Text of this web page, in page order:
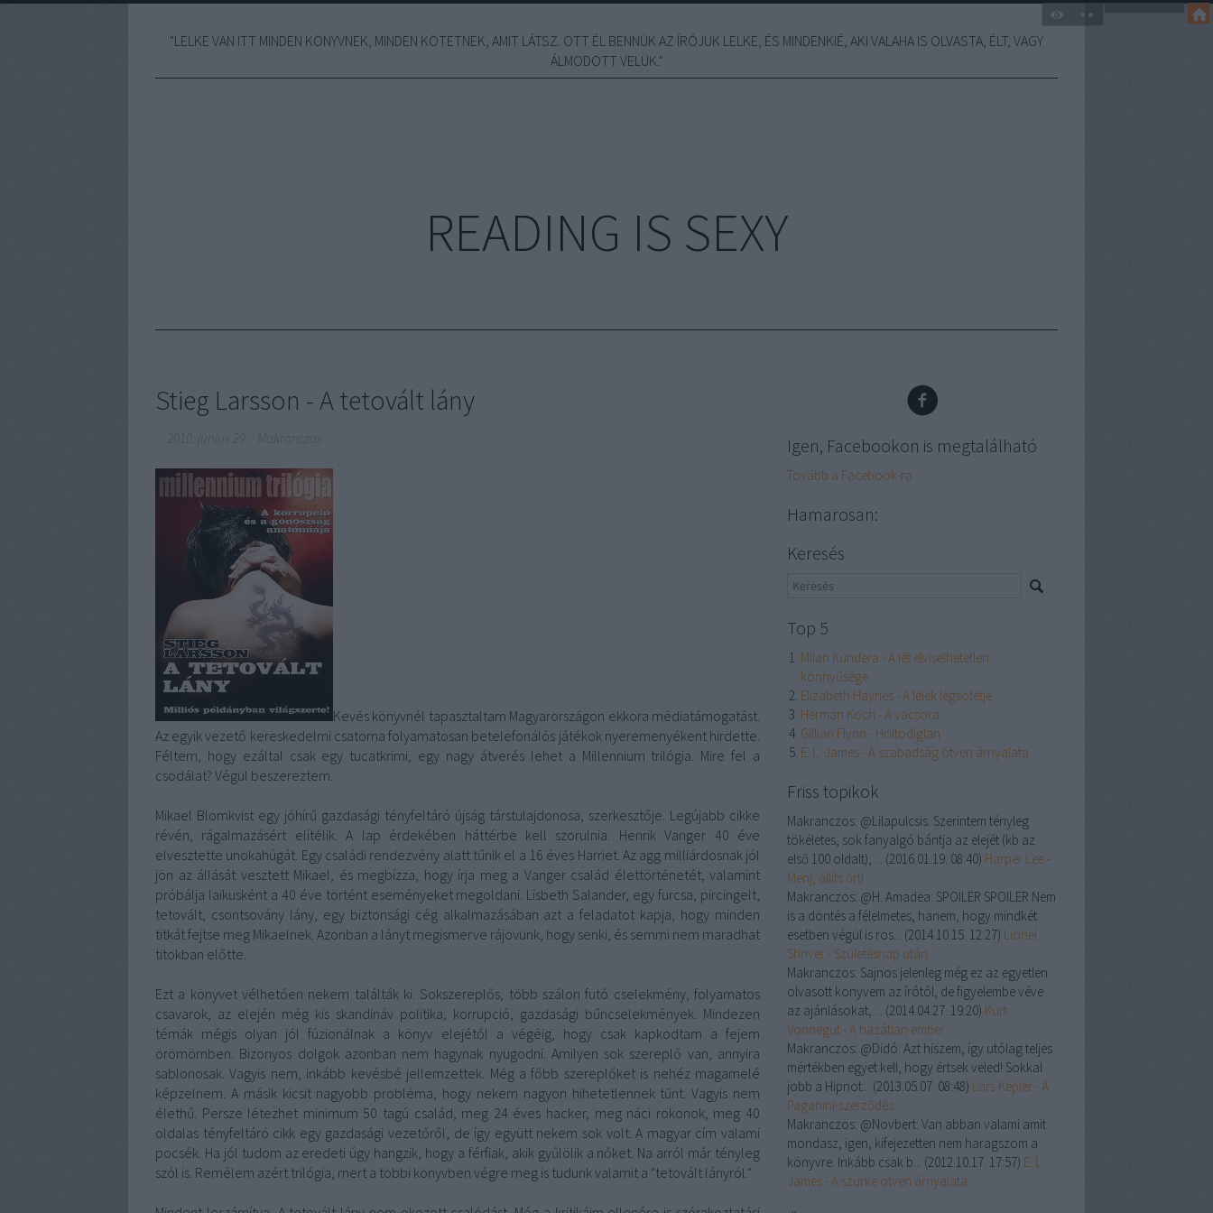
"LELKE VAN ITT MINDEN KÖNYVNEK, MINDEN KÖTETNEK, AMIT LÁTSZ. OTT ÉL BENNÜK AZ ÍRÓJUK LELKE, ÉS MINDENKIÉ, AKI VALAHA IS OLVASTA, ÉLT, VAGY
ÁLMODOTT VELÜK."
READING IS SEXY
Stieg Larsson - A tetovált lány
Makranczos
Kevés könyvnél tapasztaltam Magyarországon ekkora médiatámogatást.
Az egyik vezető kereskedelmi csatorna folyamatosan betelefonálós játékok nyeremenyékent hirdette.
Féltem, hogy ezáltal csak egy tucatkrimi, egy nagy átverés lehet a Millennium trilógia. Mire fel a
csodálat? Végül beszereztem.
Mikael Blomkvist egy jóhírű gazdasági tényfeltáró újság társtulajdonosa, szerkesztője. Legújabb cikke
révén, rágalmazásért elítélik. A lap érdekében háttérbe kell szorulnia. Henrik Vanger 40 éve
elvesztette unokahúgát. Egy családi rendezvény alatt tűnik el a 16 éves Harriet. Az agg milliárdosnak jól
jön az állását vesztett Mikael, és megbízza, hogy írja meg a Vanger család élettörténetét, valamint
próbálja laikusként a 40 éve történt eseményeket megoldani. Lisbeth Salander, egy furcsa, pircingelt,
tetovált, csontsovány lány, egy biztonsági cég alkalmazásában azt a feladatot kapja, hogy minden
titkát fejtse meg Mikaelnek. Azonban a lányt megismerve rájövünk, hogy senki, és semmi nem maradhat
titokban előtte.
Ezt a könyvet vélhetően nekem találták ki. Sokszereplős, több szálon futó cselekmény, folyamatos
csavarok, az elején még kis skandináv politika, korrupció, gazdasági bűncselekmények. Mindezen
témák mégis olyan jól fúzionálnak a könyv elejétől a végéig, hogy csak kapkodtam a fejem
örömömben. Bizonyos dolgok azonban nem hagynak nyugodni. Amilyen sok szereplő van, annyira
sablonosak. Vagyis nem, inkább kevésbé jellemzettek. Még a főbb szereplőket is nehéz magamelé
képzelnem. A másik kicsit nagyobb probléma, hogy nekem nagyon hihetetlennek tűnt. Vagyis nem
élethű. Persze létezhet minimum 50 tagú család, meg 24 éves hacker, meg náci rokonok, meg 40
oldalas tényfeltáró cikk egy gazdasági vezetőről, de így együtt nekem sok volt. A magyar cím valami
pocsék. Ha jól tudom az eredeti úgy hangzik, hogy a férfiak, akik gyűlölik a nőket. Na arról már tényleg
szól is. Remélem azért trilógia, mert a többi könyvben végre meg is tudunk valamit a "tetovált lányról."
Igen, Facebookon is megtalálható
Tovább a Facebook-ra
Hamarosan:
Keresés
Top 5
Milan Kundera - A lét elviselhetetlen
könnyűsége
Elizabeth Haynes - A lélek legsötétje
Herman Koch - A vacsora
Gillian Flynn - Holtodiglan
E. L. James - A szabadság ötven árnyalata
Friss topikok
Makranczos: @Lilapulcsis: Szerintem tényleg
tökéletes, sok fanyalgó bántja az elejét (kb az
első 100 oldalt), ... (2016.01.19. 08:40) Harper Lee -
Menj, állíts őrt!
Makranczos: @H. Amadea: SPOILER SPOILER Nem
is a döntés a félelmetes, hanem, hogy mindkét
esetben végül is ros... (2014.10.15. 12:27) Lionel
Shriver - Születésnap után
Makranczos: Sajnos jelenleg még ez az egyetlen
olvasott könyvem az írótól, de figyelembe véve
az ajánlásokat, ... (2014.04.27. 19:20) Kurt
Vonnegut - A hazátlan ember
Makranczos: @Didó: Azt hiszem, így utólag teljes
mértékben egyet kell, hogy értsek veled! Sokkal
jobb a Hipnot... (2013.05.07. 08:48) Lars Kepler - A
Paganini-szerződés
Makranczos: @Novbert: Van abban valami amit
mondasz, igen, kifejezetten nem haragszom a
könyvre. Inkább csak b... (2012.10.17. 17:57) E. L.
James - A szürke ötven árnyalata